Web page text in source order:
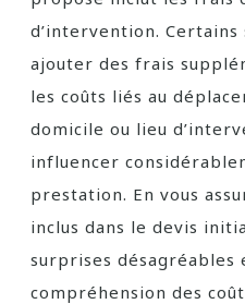
d’intervention.
ajouter des frais
les coûts liés au
domicile ou lieu
influencer
prestation. En vous
inclus dans le devis
surprises désagréables
compréhension des